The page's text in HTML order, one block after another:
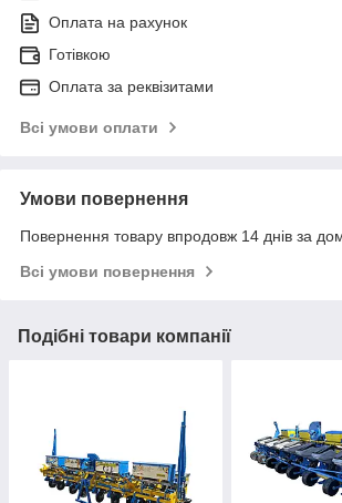
Оплата на рахунок
Готівкою
Оплата за реквізитами
Всі умови оплати
Умови повернення
Повернення товару впродовж 14 днів за
Всі умови повернення
Подібні товари компанії